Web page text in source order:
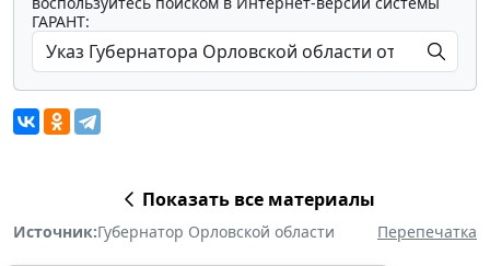
ГАРАНТ:
Показать все материалы
Источник:Губернатор Орловской области Перепечатка